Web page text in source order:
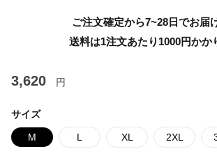
ご注文確定から7~28日でお届
送料は1注文あたり 1000円かか
3,620 円
サイズ
M L XL 2XL